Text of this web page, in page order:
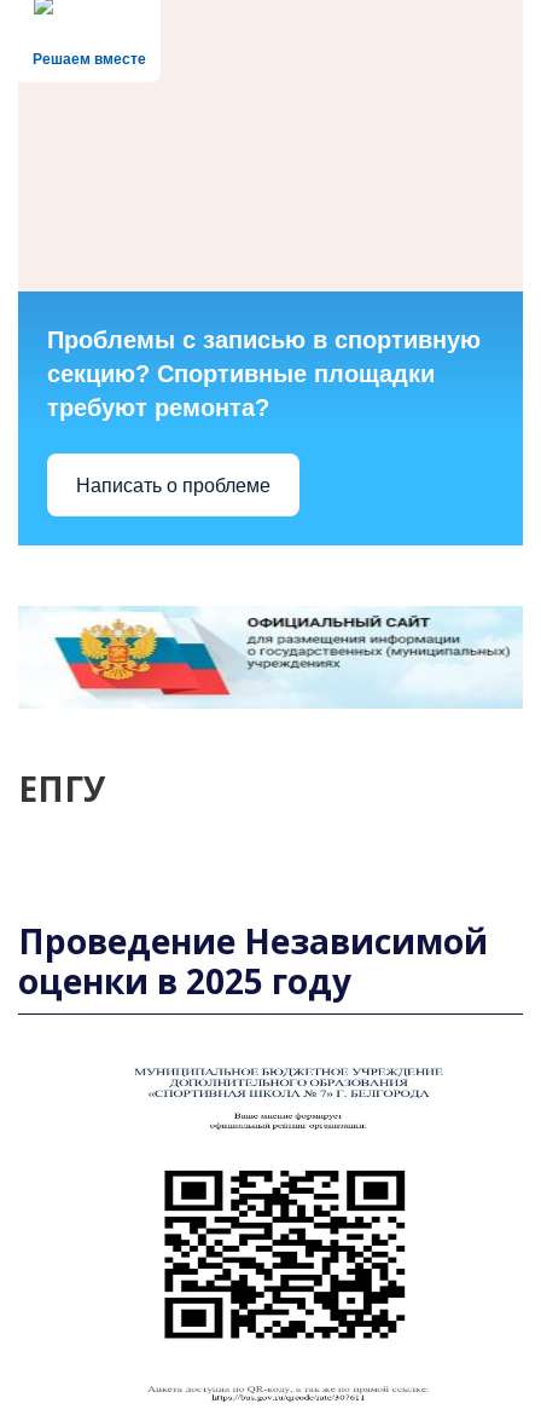
Решаем вместе
Проблемы с записью в спортивную
секцию? Спортивные площадки
требуют ремонта?
Написать о проблеме
ЕПГУ
Проведение Независимой
оценки в 2025 году